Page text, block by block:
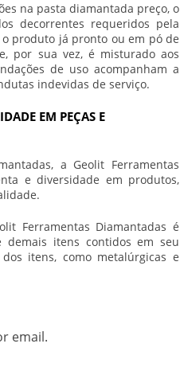
na pasta diamantada preço, o
decorrentes requeridos pela
produto já pronto ou em pó de
por sua vez, é misturado aos
de uso acompanham a
indevidas de serviço.
EM PEÇAS E
a Geolit Ferramentas
e diversidade em produtos,
Ferramentas Diamantadas é
demais itens contidos em seu
itens, como metalúrgicas e
email.